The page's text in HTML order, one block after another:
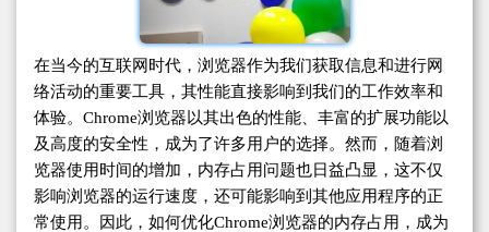
在当今的互联网时代，浏览器作为我们获取信息和进行网
络活动的重要工具，其性能直接影响到我们的工作效率和
体验。Chrome浏览器以其出色的性能、丰富的扩展功能以
及高度的安全性，成为了许多用户的选择。然而，随着浏
览器使用时间的增加，内存占用问题也日益凸显，这不仅
影响浏览器的运行速度，还可能影响到其他应用程序的正
常使用。因此，如何优化Chrome浏览器的内存占用，成为